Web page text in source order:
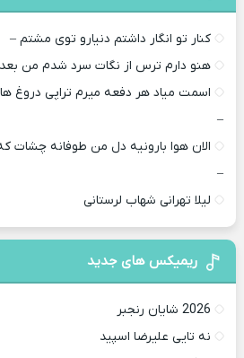
کنار تو انگار داشتم دنیارو توی مشتم –
هنو دارم ترس از نگات سرد شدم من
اسمت میاد هر دفعه میرم تراپی
–
الان هوا بارونیه دل من طوفانه چشات
–
لیلا تهرانی شهاب لرستانی
ریمیکس های جدید
2026 شایان رنجبر
نه تایی علیرضا اسپید